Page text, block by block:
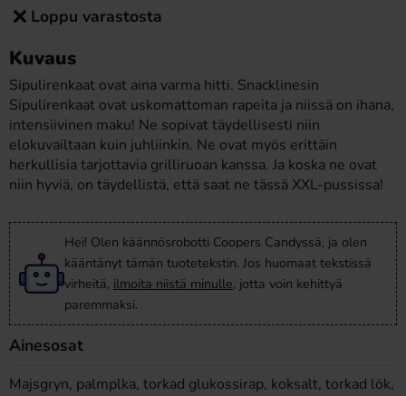
Loppu varastosta
Kuvaus
Sipulirenkaat ovat aina varma hitti. Snacklinesin
Sipulirenkaat ovat uskomattoman rapeita ja niissä on ihana,
intensiivinen maku! Ne sopivat täydellisesti niin
elokuvailtaan kuin juhliinkin. Ne ovat myös erittäin
herkullisia tarjottavia grilliruoan kanssa. Ja koska ne ovat
niin hyviä, on täydellistä, että saat ne tässä XXL-pussissa!
Hei! Olen käännösrobotti Coopers Candyssä, ja olen
kääntänyt tämän tuotetekstin. Jos huomaat tekstissä
virheitä, ilmoita niistä minulle, jotta voin kehittyä
paremmaksi.
Ainesosat
Majsgryn, palmplka, torkad glukossirap, koksalt, torkad lök,